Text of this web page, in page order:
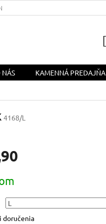
NÁS KAMENNÁ PREDAJŇA
4168/L
doručenia